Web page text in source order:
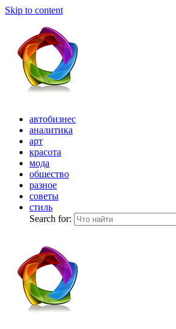
Skip to content
автобизнес
аналитика
арт
красота
мода
общество
разное
советы
стиль
Search for: